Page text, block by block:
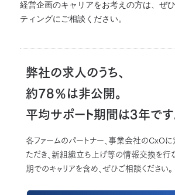
経営企画のキャリアをお考えの方は、ぜ
ティングにご相談ください。
弊社の求人のうち、
約78％は非公開。
平均サポート期間は3年です
各ファームのパートナー、事業会社のCxO
ただき、新組織立ち上げ等の情報交換を行
期でのキャリアを含め、ぜひご相談ください。